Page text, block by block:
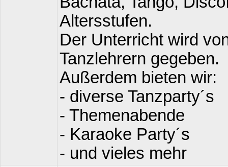
Altersstufen.
Der Unterricht wird
Tanzlehrern gegeben.
Außerdem bieten wir:
- diverse Tanzparty´s
- Themenabende
- Karaoke Party´s
- und vieles mehr